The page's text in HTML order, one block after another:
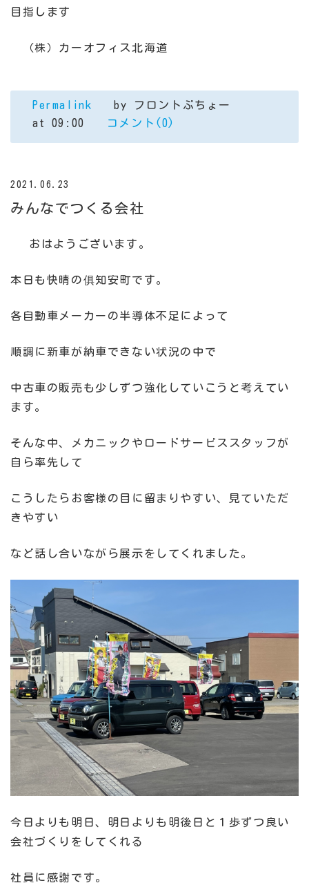
目指します
（株）カーオフィス北海道
Permalink
by フロントぶちょー
at 09:00
コメント(0)
2021.06.23
みんなでつくる会社
おはようございます。
本日も快晴の俱知安町です。
各自動車メーカーの半導体不足によって
順調に新車が納車できない状況の中で
中古車の販売も少しずつ強化していこうと考えてい
ます。
そんな中、メカニックやロードサービススタッフが
自ら率先して
こうしたらお客様の目に留まりやすい、見ていただ
きやすい
など話し合いながら展示をしてくれました。
今日よりも明日、明日よりも明後日と１歩ずつ良い
会社づくりをしてくれる
社員に感謝です。